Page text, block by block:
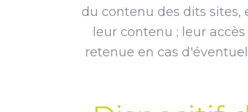
du contenu des dits
leur contenu ; leur
retenue en cas